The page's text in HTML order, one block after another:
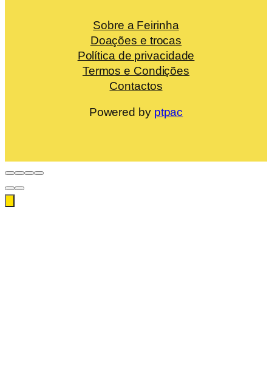
Sobre a Feirinha
Doações e trocas
Política de privacidade
Termos e Condições
Contactos
Powered by ptpac